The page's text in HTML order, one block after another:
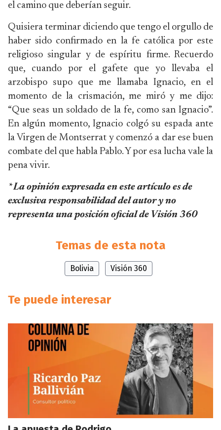
el camino que deberían seguir.
Quisiera terminar diciendo que tengo el orgullo de
haber sido confirmado en la fe católica por este
religioso singular y de espíritu firme. Recuerdo
que, cuando por el gafete que yo llevaba el
arzobispo supo que me llamaba Ignacio, en el
momento de la crismación, me miró y me dijo:
“Que seas un soldado de la fe, como san Ignacio”.
En algún momento, Ignacio colgó su espada ante
la Virgen de Montserrat y comenzó a dar ese buen
combate del que habla Pablo. Y por esa lucha vale la
pena vivir.
* La opinión expresada en este artículo es de
exclusiva responsabilidad del autor y no
representa una posición oficial de Visión 360
Temas de esta nota
Bolivia Visión 360
Te puede interesar